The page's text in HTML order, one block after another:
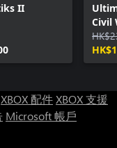
II
Civil
XBOX 配件XBOX 支援
Microsoft 帳戶